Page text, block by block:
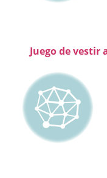
Juego de vestir